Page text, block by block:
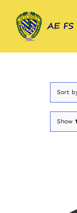
content
Sort
Show